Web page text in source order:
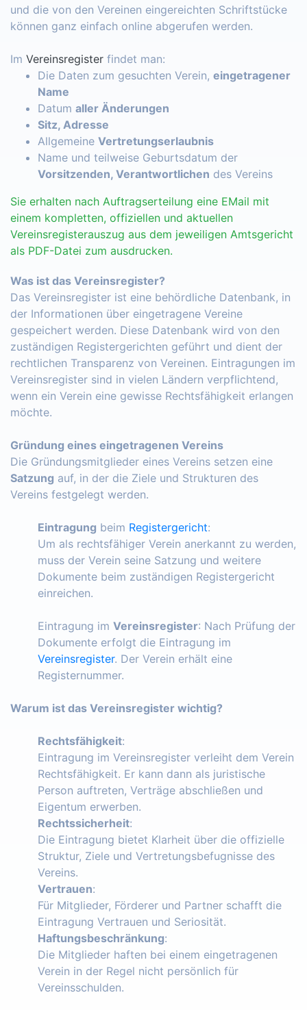
und die von den Vereinen eingereichten Schriftstücke
können ganz einfach online abgerufen werden.
Im Vereinsregister findet man:
Die Daten zum gesuchten Verein, eingetragener
Name
Datum aller Änderungen
Sitz, Adresse
Allgemeine Vertretungserlaubnis
Name und teilweise Geburtsdatum der
Vorsitzenden, Verantwortlichen des Vereins
Sie erhalten nach Auftragserteilung eine EMail mit
einem kompletten, offiziellen und aktuellen
Vereinsregisterauszug aus dem jeweiligen Amtsgericht
als PDF-Datei zum ausdrucken.
Was ist das Vereinsregister?
Das Vereinsregister ist eine behördliche Datenbank, in
der Informationen über eingetragene Vereine
gespeichert werden. Diese Datenbank wird von den
zuständigen Registergerichten geführt und dient der
rechtlichen Transparenz von Vereinen. Eintragungen im
Vereinsregister sind in vielen Ländern verpflichtend,
wenn ein Verein eine gewisse Rechtsfähigkeit erlangen
möchte.
Gründung eines eingetragenen Vereins
Die Gründungsmitglieder eines Vereins setzen eine
Satzung auf, in der die Ziele und Strukturen des
Vereins festgelegt werden.
Eintragung beim Registergericht:
Um als rechtsfähiger Verein anerkannt zu werden,
muss der Verein seine Satzung und weitere
Dokumente beim zuständigen Registergericht
einreichen.
Eintragung im Vereinsregister: Nach Prüfung der
Dokumente erfolgt die Eintragung im
Vereinsregister. Der Verein erhält eine
Registernummer.
Warum ist das Vereinsregister wichtig?
Rechtsfähigkeit:
Eintragung im Vereinsregister verleiht dem Verein
Rechtsfähigkeit. Er kann dann als juristische
Person auftreten, Verträge abschließen und
Eigentum erwerben.
Rechtssicherheit:
Die Eintragung bietet Klarheit über die offizielle
Struktur, Ziele und Vertretungsbefugnisse des
Vereins.
Vertrauen:
Für Mitglieder, Förderer und Partner schafft die
Eintragung Vertrauen und Seriosität.
Haftungsbeschränkung:
Die Mitglieder haften bei einem eingetragenen
Verein in der Regel nicht persönlich für
Vereinsschulden.